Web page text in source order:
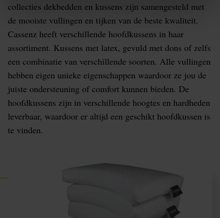
collecties dekbedden en kussens zijn samengesteld met
de mooiste vullingen en tijken van de beste kwaliteit.
Cassenz heeft verschillende hoofdkussens in haar
assortiment. Kussens met latex, gevuld met dons of zelfs
een combinatie van verschillende soorten. Alle vullingen
hebben eigen unieke eigenschappen waardoor ze jou de
juiste ondersteuning of comfort kunnen bieden. De
hoofdkussens zijn in verschillende hoogtes en hardheden
leverbaar, waardoor er altijd een geschikt hoofdkussen is
te vinden.